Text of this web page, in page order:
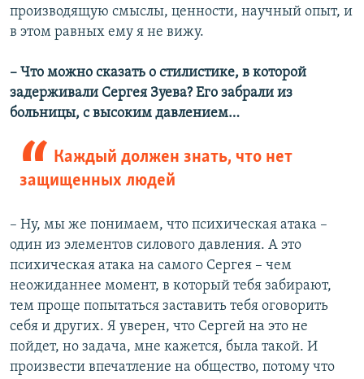
производящую смыслы, ценности, научный опыт, и
в этом равных ему я не вижу.
– Что можно сказать о стилистике, в которой
задерживали Сергея Зуева? Его забрали из
больницы, с высоким давлением…
Каждый должен знать, что нет
защищенных людей
– Ну, мы же понимаем, что психическая атака –
один из элементов силового давления. А это
психическая атака на самого Сергея – чем
неожиданнее момент, в который тебя забирают,
тем проще попытаться заставить тебя оговорить
себя и других. Я уверен, что Сергей на это не
пойдет, но задача, мне кажется, была такой. И
произвести впечатление на общество, потому что